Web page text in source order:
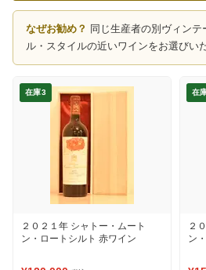
なぜお勧め？ 同じ生産者の別ヴィン
ル・スタイルの近いワインをお選びい
在庫3
２０２１年 シャトー・ムート
ン・ロートシルト 赤ワイン
在
２
ン